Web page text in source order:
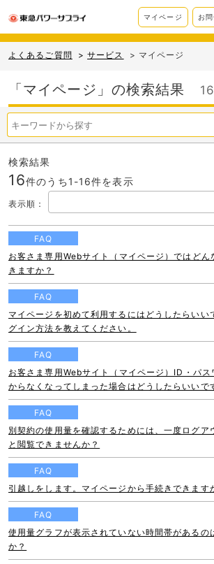
マイページ お
よくあるご質問 > サービス > マイページ
「マイページ」の検索結果
検索結果
16件のうち1-16件を表示
表示順 ：
FAQ
お客さま専用Webサイト（マイページ）ではどん
きますか？
FAQ
マイページを初めて利用するにはどうしたらいい
グイン方法を教えてください。
FAQ
お客さま専用Webサイト（マイページ）ID・パス
からなくなってしまった場合はどうしたらいいで
FAQ
別契約の使用量を確認するためには、一度ログア
と閲覧できませんか？
FAQ
引越しをします。マイページから手続きできます
FAQ
使用量グラフが表示されていない時間帯があるの
か？